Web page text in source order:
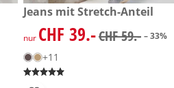
reduzierter Preis CHF 39.-,
-33%
Jeans mit Stretch-Anteil
reduzierter Preis CHF 39.-,
nur CHF 39.-CHF 59.- – 33%
+11